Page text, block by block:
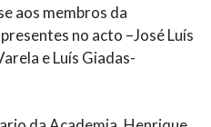
aos membros da
no acto –José Luís
e Luís Giadas-